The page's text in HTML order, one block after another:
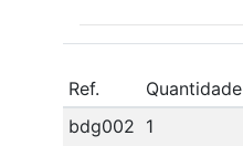
Ref. Quantidade
bdg002 1